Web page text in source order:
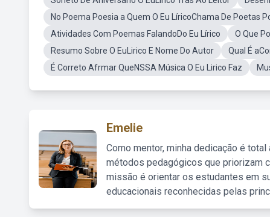
No Poema Poesia a Quem O Eu LíricoChama De Poetas
Atividades Com Poemas FalandoDo Eu Lírico
O Que
Resumo Sobre O EuLirico E Nome Do Autor
Qual É
É Correto Afrmar QueNSSA Música O Eu Lirico Faz
Emelie
Como mentor, minha dedicação é
métodos pedagógicos que priorizam
missão é orientar os estudantes em
educacionais reconhecidas pelas